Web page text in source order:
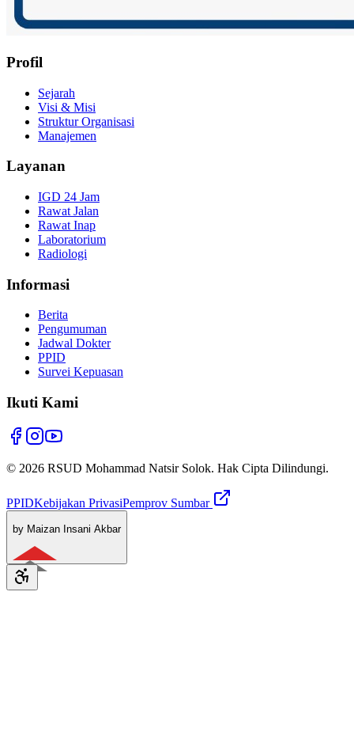
Profil
Sejarah
Visi & Misi
Struktur Organisasi
Manajemen
Layanan
IGD 24 Jam
Rawat Jalan
Rawat Inap
Laboratorium
Radiologi
Informasi
Berita
Pengumuman
Jadwal Dokter
PPID
Survei Kepuasan
Ikuti Kami
© 2026 RSUD Mohammad Natsir Solok. Hak Cipta Dilindungi.
PPIDKebijakan PrivasiPemprov Sumbar
by Maizan Insani Akbar